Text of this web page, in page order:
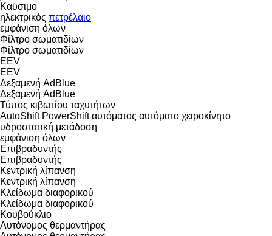
Καύσιμο
ηλεκτρικός πετρέλαιο
εμφάνιση όλων
Φίλτρο σωματιδίων
Φίλτρο σωματιδίων
EEV
EEV
Δεξαμενή AdBlue
Δεξαμενή AdBlue
Τύπος κιβωτίου ταχυτήτων
AutoShift PowerShift αυτόματος αυτόματο χειροκίνητο
υδροστατική μετάδοση
εμφάνιση όλων
Επιβραδυντής
Επιβραδυντής
Κεντρική λίπανση
Κεντρική λίπανση
Κλείδωμα διαφορικού
Κλείδωμα διαφορικού
Κουβούκλιο
Αυτόνομος θερμαντήρας